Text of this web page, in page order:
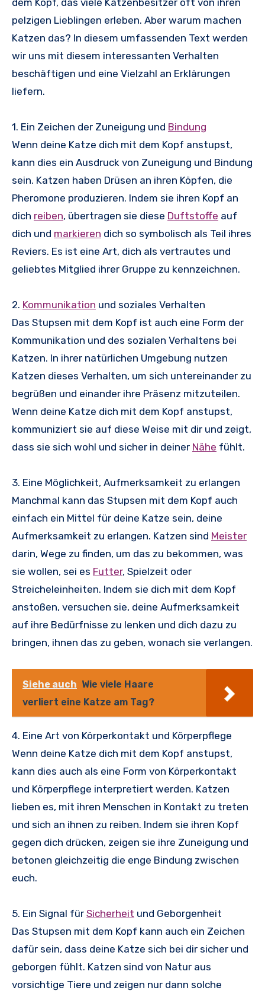
dem Kopf, das viele Katzenbesitzer oft von ihren
pelzigen Lieblingen erleben. Aber warum machen
Katzen das? In diesem umfassenden Text werden
wir uns mit diesem interessanten Verhalten
beschäftigen und eine Vielzahl an Erklärungen
liefern.
1. Ein Zeichen der Zuneigung und Bindung
Wenn deine Katze dich mit dem Kopf anstupst,
kann dies ein Ausdruck von Zuneigung und Bindung
sein. Katzen haben Drüsen an ihren Köpfen, die
Pheromone produzieren. Indem sie ihren Kopf an
dich reiben, übertragen sie diese Duftstoffe auf
dich und markieren dich so symbolisch als Teil ihres
Reviers. Es ist eine Art, dich als vertrautes und
geliebtes Mitglied ihrer Gruppe zu kennzeichnen.
2. Kommunikation und soziales Verhalten
Das Stupsen mit dem Kopf ist auch eine Form der
Kommunikation und des sozialen Verhaltens bei
Katzen. In ihrer natürlichen Umgebung nutzen
Katzen dieses Verhalten, um sich untereinander zu
begrüßen und einander ihre Präsenz mitzuteilen.
Wenn deine Katze dich mit dem Kopf anstupst,
kommuniziert sie auf diese Weise mit dir und zeigt,
dass sie sich wohl und sicher in deiner Nähe fühlt.
3. Eine Möglichkeit, Aufmerksamkeit zu erlangen
Manchmal kann das Stupsen mit dem Kopf auch
einfach ein Mittel für deine Katze sein, deine
Aufmerksamkeit zu erlangen. Katzen sind Meister
darin, Wege zu finden, um das zu bekommen, was
sie wollen, sei es Futter, Spielzeit oder
Streicheleinheiten. Indem sie dich mit dem Kopf
anstoßen, versuchen sie, deine Aufmerksamkeit
auf ihre Bedürfnisse zu lenken und dich dazu zu
bringen, ihnen das zu geben, wonach sie verlangen.
Siehe auch Wie viele Haare
verliert eine Katze am Tag?
4. Eine Art von Körperkontakt und Körperpflege
Wenn deine Katze dich mit dem Kopf anstupst,
kann dies auch als eine Form von Körperkontakt
und Körperpflege interpretiert werden. Katzen
lieben es, mit ihren Menschen in Kontakt zu treten
und sich an ihnen zu reiben. Indem sie ihren Kopf
gegen dich drücken, zeigen sie ihre Zuneigung und
betonen gleichzeitig die enge Bindung zwischen
euch.
5. Ein Signal für Sicherheit und Geborgenheit
Das Stupsen mit dem Kopf kann auch ein Zeichen
dafür sein, dass deine Katze sich bei dir sicher und
geborgen fühlt. Katzen sind von Natur aus
vorsichtige Tiere und zeigen nur dann solche